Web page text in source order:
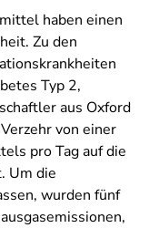
haben einen
Zu den
Typ 2,
aus Oxford
von einer
pro Tag auf die
Um die
wurden fünf